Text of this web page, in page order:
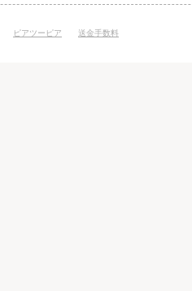
円
ピアツーピア 送金手数料